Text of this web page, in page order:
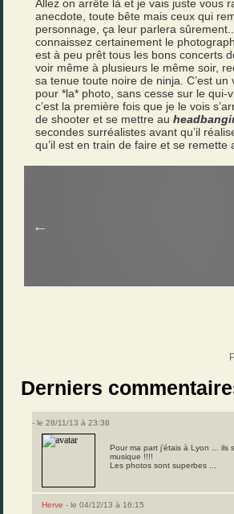
Allez on arrête là et je vais juste vous
anecdote, toute bête mais ceux qui
personnage, ça leur parlera
connaissez certainement le
est à peu prêt tous les bons concerts
voir même à plusieurs le même soir,
sa tenue toute noire de ninja. C’est un
pour *la* photo, sans cesse sur le qui-
c’est la première fois que je le vois
de shooter et se mettre au
secondes surréalistes avant qu’il
qu’il est en train de faire et se remette
Derniers
- le 28/11/13 à 23:38
Pour ma part j’étais à Lyon ...
musique !!!!
Les photos sont superbes ...
Herve - le 04/12/13 à 16:15